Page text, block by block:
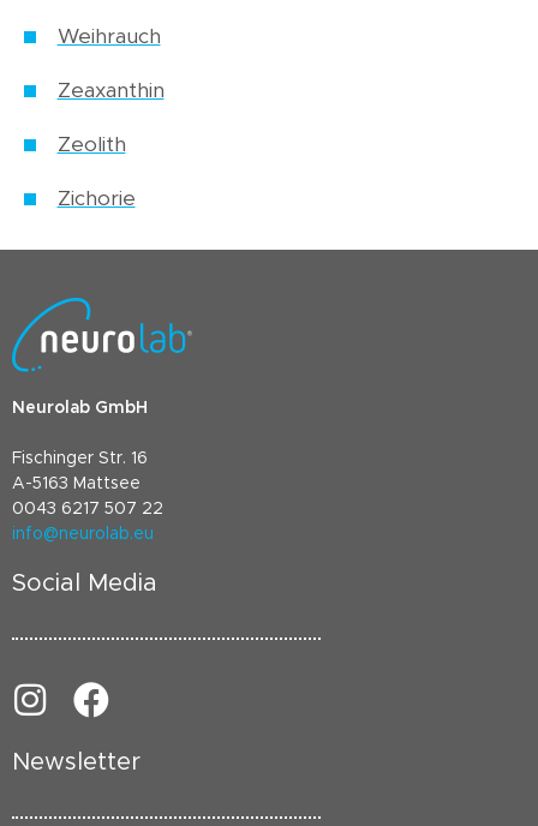
Weihrauch
Zeaxanthin
Zeolith
Zichorie
Neurolab GmbH
Fischinger Str. 16
A-5163 Mattsee
0043 6217 507 22
info@neurolab.eu
Social Media
Newsletter